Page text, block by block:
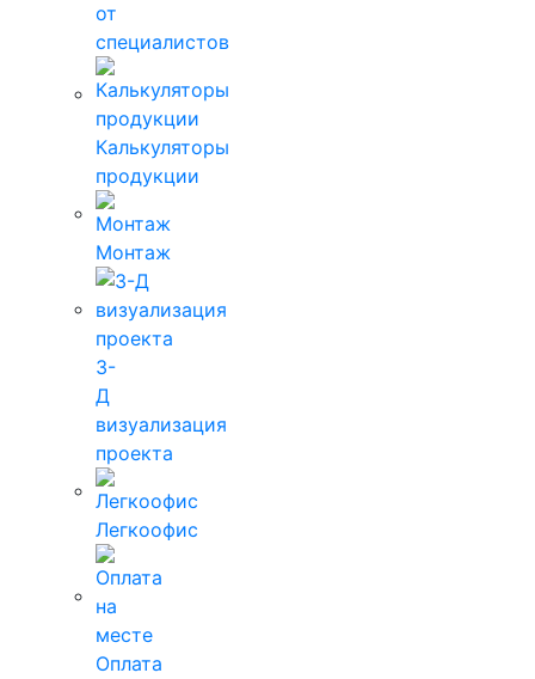
от
специалистов
Калькуляторы
продукции
Монтаж
3-
Д
визуализация
проекта
Легкоофис
Оплата